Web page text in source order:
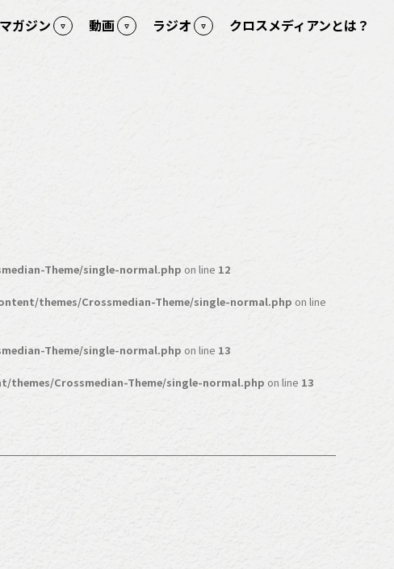
マガジン 動画 ラジオ クロスメディアンとは？
Theme/single-normal.php on line 12
themes/Crossmedian-Theme/single-normal.php on line
Theme/single-normal.php on line 13
Crossmedian-Theme/single-normal.php on line 13